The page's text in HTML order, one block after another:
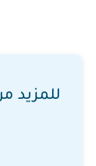
للمزيد